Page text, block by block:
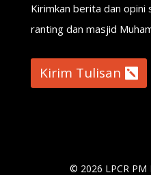
Kirimkan berita dan opini
ranting dan masjid
Kirim Tulisan
© 2026 LPCR PM